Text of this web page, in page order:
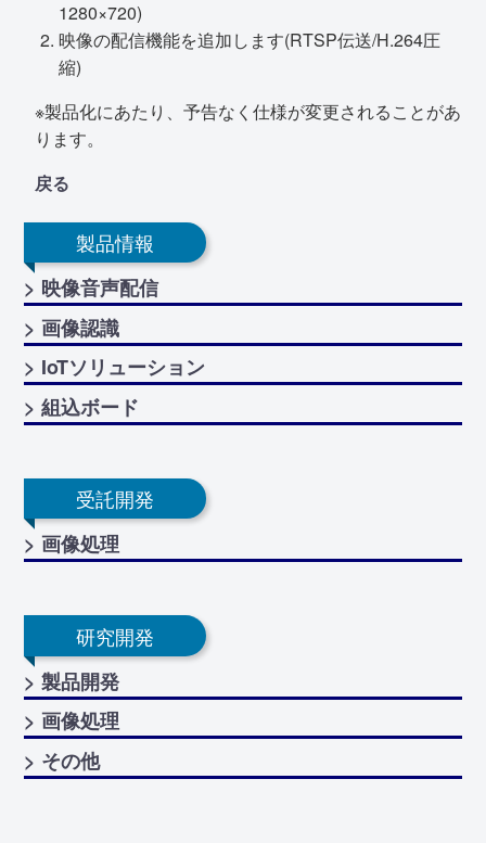
1280×720)
映像の配信機能を追加します(RTSP伝送/H.264圧
縮)
※製品化にあたり、予告なく仕様が変更されることがあ
ります。
戻る
製品情報
> 映像音声配信
> 画像認識
> IoTソリューション
> 組込ボード
受託開発
> 画像処理
研究開発
> 製品開発
> 画像処理
> その他